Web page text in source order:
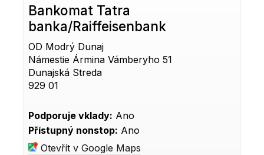
Bankomat Tatra
banka/Raiffeisenbank
OD Modrý Dunaj
Námestie Ármina Vámberyho 51
Dunajská Streda
929 01
Podporuje vklady: Ano
Přístupný nonstop: Ano
Otevřít v Google Maps